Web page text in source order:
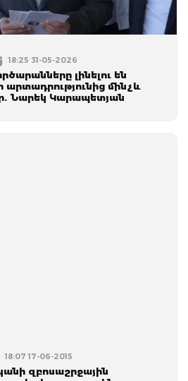
18:25 31-05-2026
լինելու են
արտադրությունից մինչև
Նարեկ Կարապետյան
18:07 17-06-2015
զբոսաշրջային